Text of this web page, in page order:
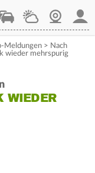
WetterWebcam
Meldungen > Nach
wieder mehrspurig
WIEDER